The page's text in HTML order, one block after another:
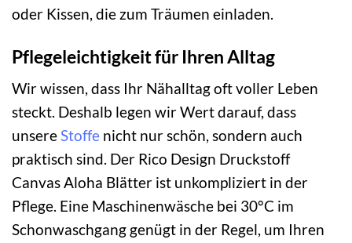
oder Kissen, die zum Träumen einladen.
Pflegeleichtigkeit für Ihren Alltag
Wir wissen, dass Ihr Nähalltag oft voller Leben
steckt. Deshalb legen wir Wert darauf, dass
unsereStoffe nicht nur schön, sondern auch
praktisch sind. Der Rico Design Druckstoff
Canvas Aloha Blätter ist unkompliziert in der
Pflege. Eine Maschinenwäsche bei 30°C im
Schonwaschgang genügt in der Regel, um Ihren